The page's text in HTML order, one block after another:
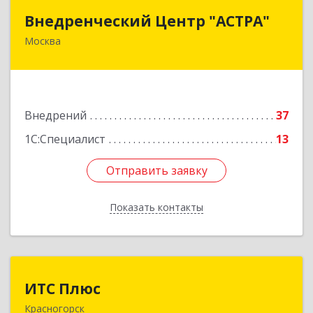
Внедренческий Центр "АСТРА"
Москва
Внедрений
37
1С:Специалист
13
Отправить заявку
Показать контакты
Внедренческий Центр "АСТРА"
125310, Москва г, Муравская ул, дом № 38,
Отправить заявку
Назад
ИТС Плюс
Красногорск